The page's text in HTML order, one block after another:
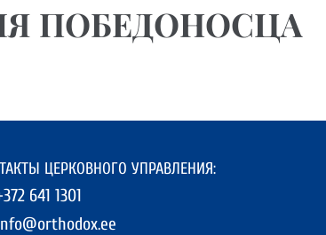
ПОБЕДОНОСЦА
ЦЕРКОВНОГО УПРАВЛЕНИЯ:
641 1301